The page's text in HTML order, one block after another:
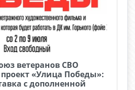
ветеранов СВО
проект «Улица Победы»:
с дополненной